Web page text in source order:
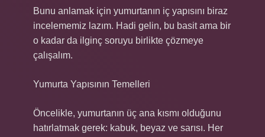
Bunu anlamak için yumurtanın iç yapısını biraz
incelememiz lazım. Hadi gelin, bu basit ama bir
o kadar da ilginç soruyu birlikte çözmeye
çalışalım.
Yumurta Yapısının Temelleri
Öncelikle, yumurtanın üç ana kısmı olduğunu
hatırlatmak gerek: kabuk, beyaz ve sarısı. Her